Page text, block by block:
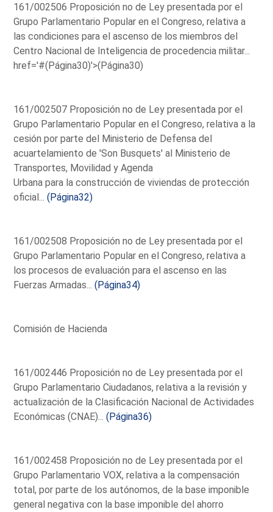
161/002506 Proposición no de Ley presentada por el
Grupo Parlamentario Popular en el Congreso, relativa a
las condiciones para el ascenso de los miembros del
Centro Nacional de Inteligencia de procedencia militar...
href='#(Página30)'>(Página30)
161/002507 Proposición no de Ley presentada por el
Grupo Parlamentario Popular en el Congreso, relativa a la
cesión por parte del Ministerio de Defensa del
acuartelamiento de 'Son Busquets' al Ministerio de
Transportes, Movilidad y Agenda
Urbana para la construcción de viviendas de protección
oficial...(Página32)
161/002508 Proposición no de Ley presentada por el
Grupo Parlamentario Popular en el Congreso, relativa a
los procesos de evaluación para el ascenso en las
Fuerzas Armadas...(Página34)
Comisión de Hacienda
161/002446 Proposición no de Ley presentada por el
Grupo Parlamentario Ciudadanos, relativa a la revisión y
actualización de la Clasificación Nacional de Actividades
Económicas (CNAE)...(Página36)
161/002458 Proposición no de Ley presentada por el
Grupo Parlamentario VOX, relativa a la compensación
total, por parte de los autónomos, de la base imponible
general negativa con la base imponible del ahorro